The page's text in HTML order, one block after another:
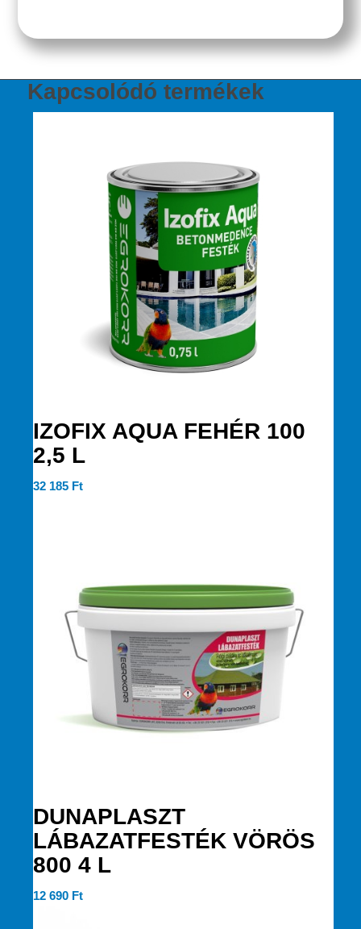
Kapcsolódó termékek
IZOFIX AQUA FEHÉR 100
2,5 L
32 185 Ft
DUNAPLASZT
LÁBAZATFESTÉK VÖRÖS
800 4 L
12 690 Ft